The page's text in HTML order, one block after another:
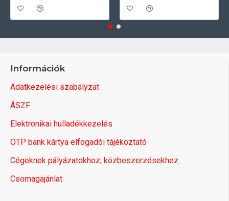
Információk
Adatkezelési szabályzat
ÁSZF
Elektronikai hulladékkezelés
OTP bank kártya elfogadói tájékoztató
Cégeknek pályázatokhoz, közbeszerzésekhez
Csomagajánlat